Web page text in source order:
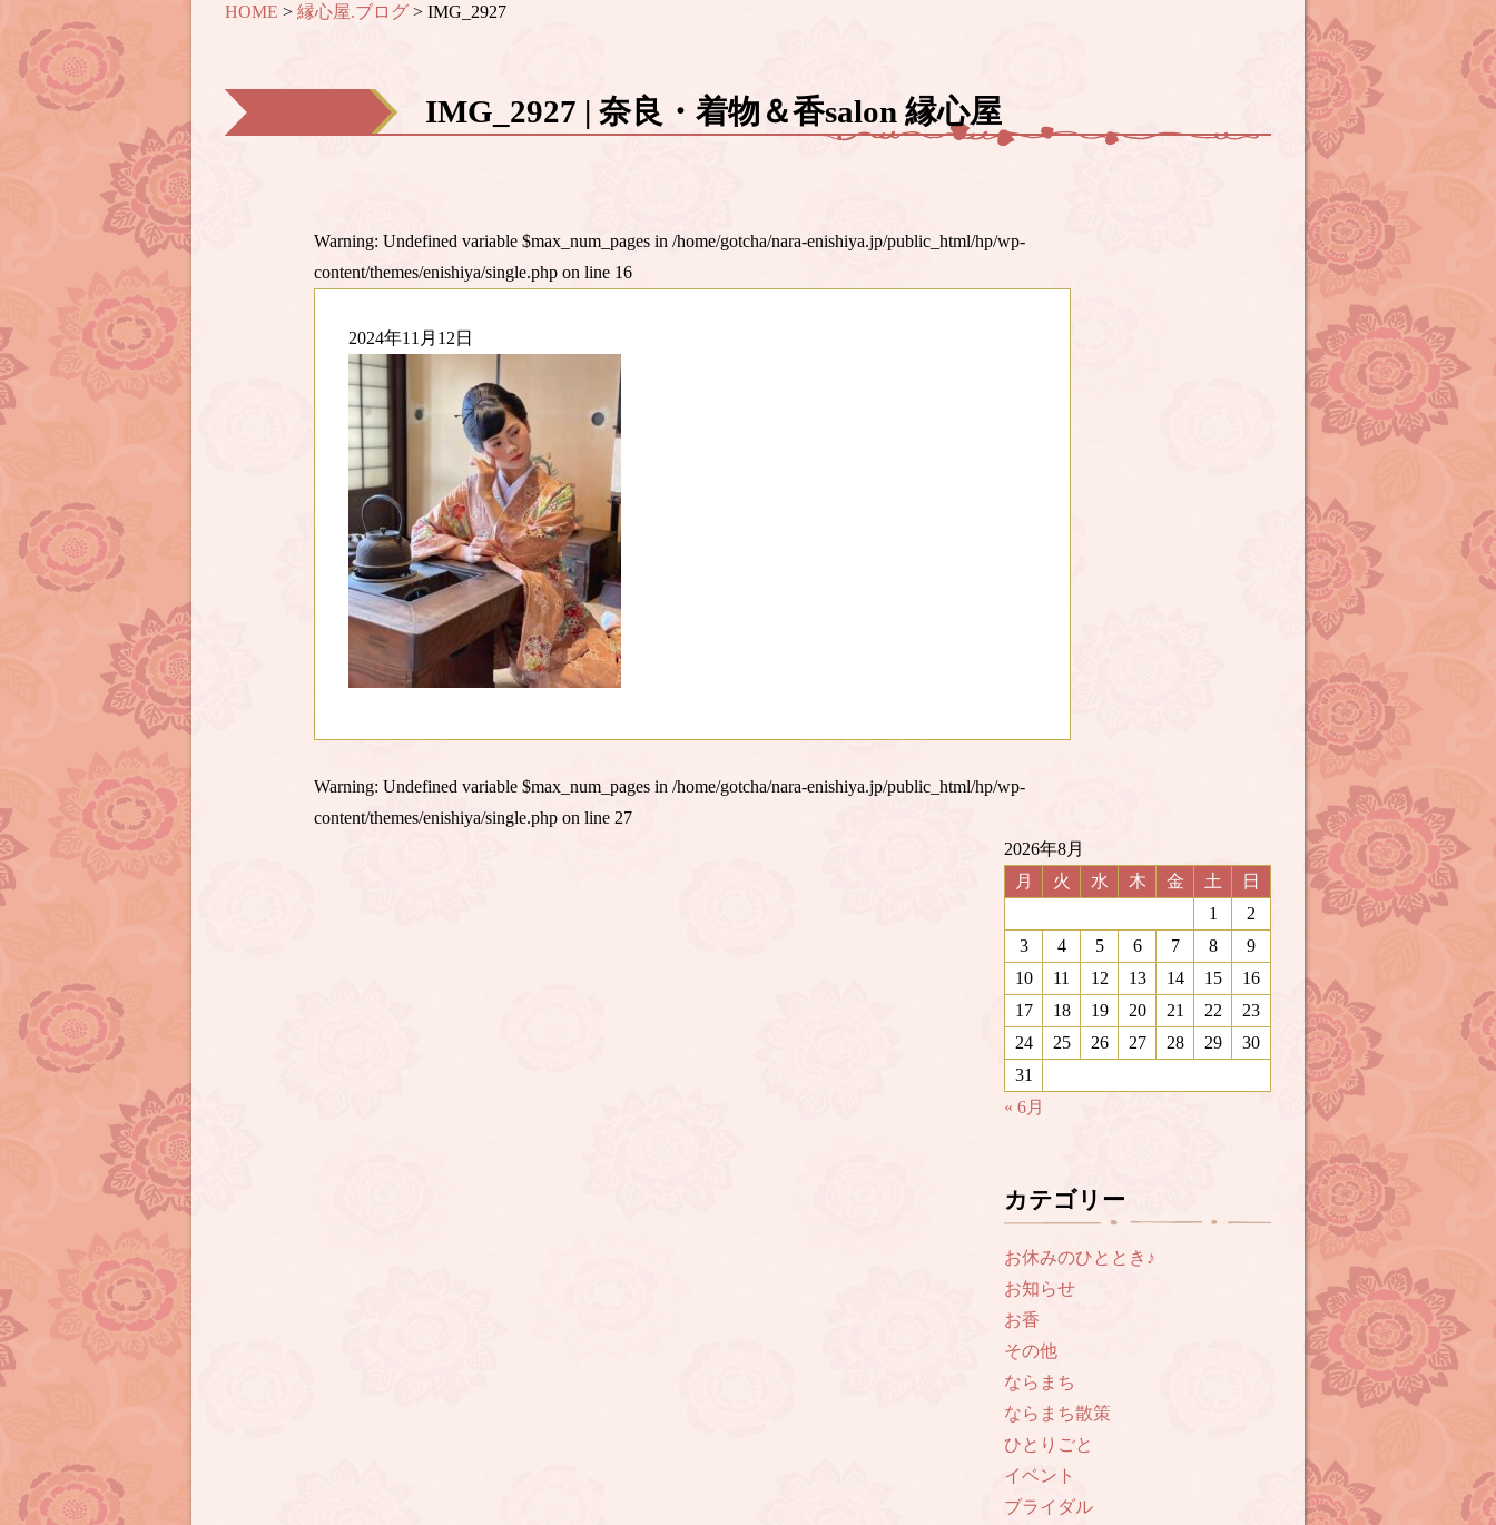
HOME > 縁心屋.ブログ > IMG_2927
IMG_2927 | 奈良・着物＆香salon 縁心屋
Warning: Undefined variable $max_num_pages in /home/gotcha/nara-enishiya.jp/public_html/hp/wp-
content/themes/enishiya/single.php on line 16
2024年11月12日
Warning: Undefined variable $max_num_pages in /home/gotcha/nara-enishiya.jp/public_html/hp/wp-
content/themes/enishiya/single.php on line 27
2026年8月
月
火 水 木 金 土
日
1
2
3
4 5 6 7 8
9
10
11 12 13 14 15
16
17
18 19 20 21 22
23
24
25 26 27 28 29
30
31
« 6月
カテゴリー
お休みのひととき♪
お知らせ
お香
その他
ならまち
ならまち散策
ひとりごと
イベント
ブライダル